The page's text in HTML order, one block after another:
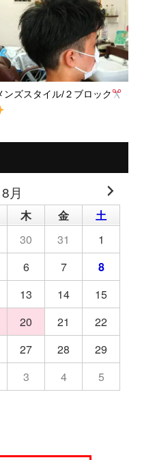
ンズスタイル/２ブロック
月
木 金
土
30 31
1
6 7
8
13 14
15
20 21
22
27 28
29
3 4 5